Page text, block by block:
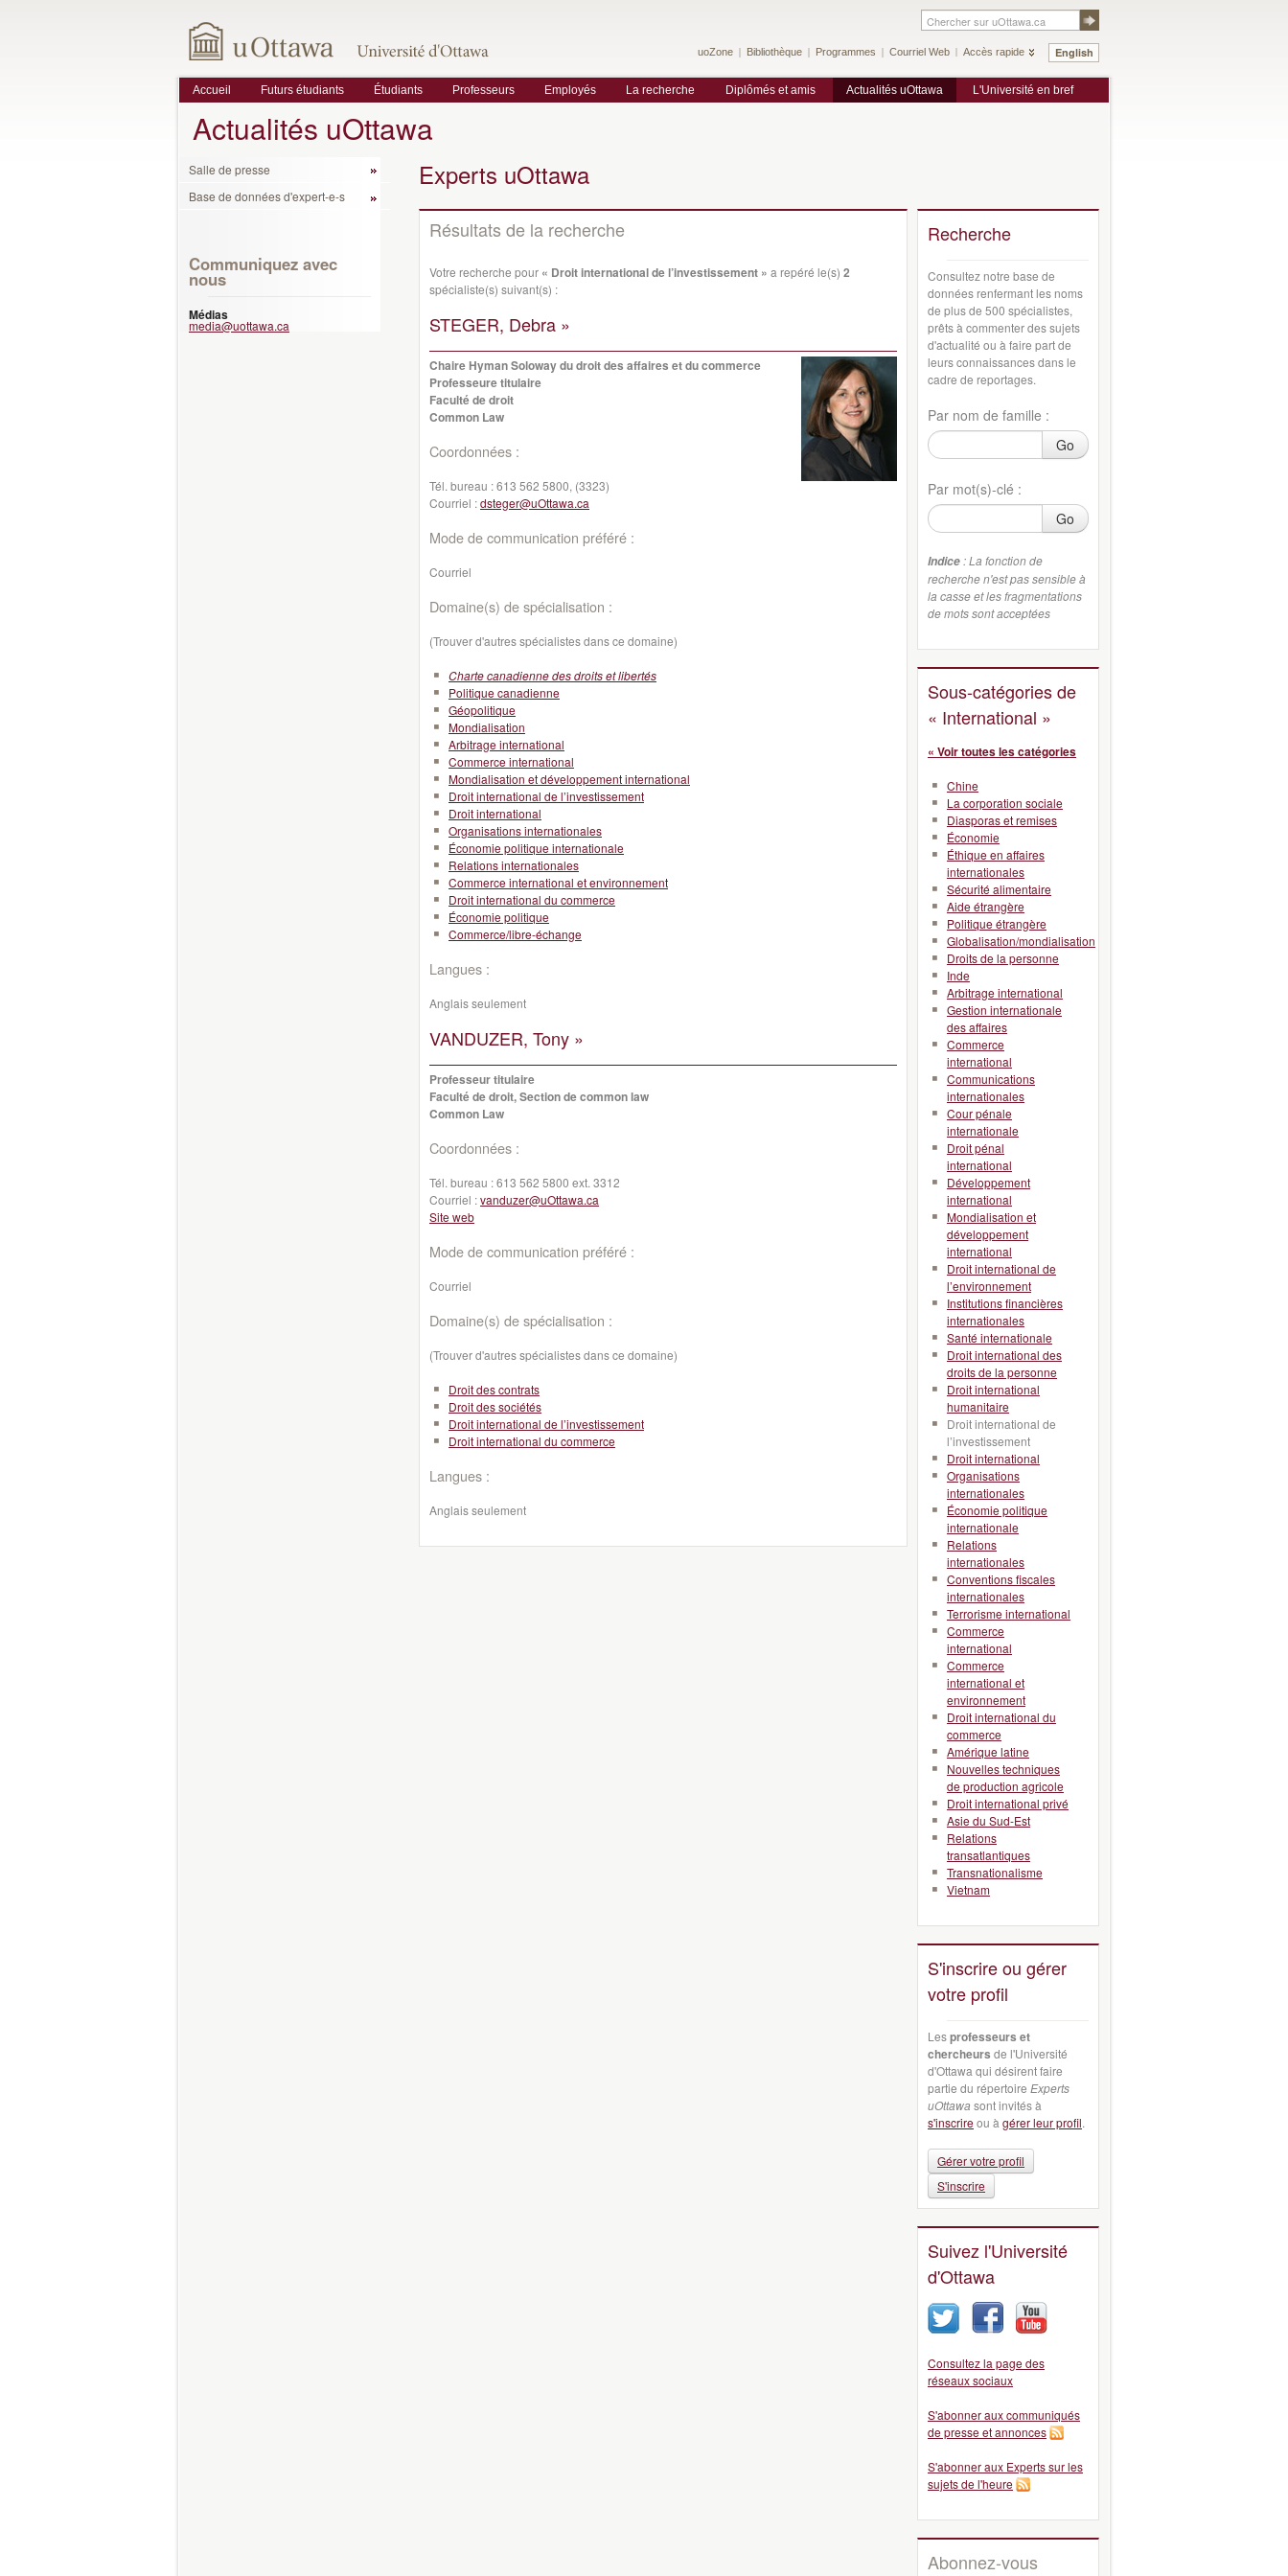
English
uoZone Bibliothèque Programmes Courriel Web Accès rapide
Accueil Futurs étudiants Étudiants Professeurs Employés La recherche Diplômés et amis Actualités uOttawa L'Université en bref
Actualités uOttawa
Salle de presse
Base de données d'expert-e-s
Communiquez avec
nous
Médias
media@uottawa.ca
Experts uOttawa
Résultats de la recherche
Votre recherche pour « Droit international de l’investissement » a repéré le(s) 2
spécialiste(s) suivant(s) :
STEGER, Debra »
Chaire Hyman Soloway du droit des affaires et du commerce
Professeure titulaire
Faculté de droit
Common Law
Coordonnées :
Tél. bureau :613 562 5800, (3323)
Courriel :dsteger@uOttawa.ca
Mode de communication préféré :
Courriel
Domaine(s) de spécialisation :
(Trouver d'autres spécialistes dans ce domaine)
Charte canadienne des droits et libertés
Politique canadienne
Géopolitique
Mondialisation
Arbitrage international
Commerce international
Mondialisation et développement international
Droit international de l’investissement
Droit international
Organisations internationales
Économie politique internationale
Relations internationales
Commerce international et environnement
Droit international du commerce
Économie politique
Commerce/libre-échange
Langues :
Anglais seulement
VANDUZER, Tony »
Professeur titulaire
Faculté de droit, Section de common law
Common Law
Coordonnées :
Tél. bureau :613 562 5800 ext. 3312
Courriel :vanduzer@uOttawa.ca
Site web
Mode de communication préféré :
Courriel
Domaine(s) de spécialisation :
(Trouver d'autres spécialistes dans ce domaine)
Droit des contrats
Droit des sociétés
Droit international de l’investissement
Droit international du commerce
Langues :
Anglais seulement
Recherche
Consultez notre base de
données renfermant les noms
de plus de 500 spécialistes,
prêts à commenter des sujets
d'actualité ou à faire part de
leurs connaissances dans le
cadre de reportages.
Par nom de famille :
Go
Par mot(s)-clé :
Go
Indice : La fonction de
recherche n'est pas sensible à
la casse et les fragmentations
de mots sont acceptées
Sous-catégories de
« International »
« Voir toutes les catégories
Chine
La corporation sociale
Diasporas et remises
Économie
Éthique en affaires
internationales
Sécurité alimentaire
Aide étrangère
Politique étrangère
Globalisation/mondialisation
Droits de la personne
Inde
Arbitrage international
Gestion internationale
des affaires
Commerce
international
Communications
internationales
Cour pénale
internationale
Droit pénal
international
Développement
international
Mondialisation et
développement
international
Droit international de
l’environnement
Institutions financières
internationales
Santé internationale
Droit international des
droits de la personne
Droit international
humanitaire
Droit international de
l’investissement
Droit international
Organisations
internationales
Économie politique
internationale
Relations
internationales
Conventions fiscales
internationales
Terrorisme international
Commerce
international
Commerce
international et
environnement
Droit international du
commerce
Amérique latine
Nouvelles techniques
de production agricole
Droit international privé
Asie du Sud-Est
Relations
transatlantiques
Transnationalisme
Vietnam
S'inscrire ou gérer
votre profil
Lesprofesseurs et
chercheurs de l'Université
d'Ottawa qui désirent faire
partie du répertoire Experts
uOttawa sont invités à
s'inscrireou à gérer leur profil.
Gérer votre profil
S'inscrire
Suivez l'Université
d'Ottawa
Consultez la page des
réseaux sociaux
S'abonner aux communiqués
de presse et annonces
S'abonner aux Experts sur les
sujets de l'heure
Abonnez-vous